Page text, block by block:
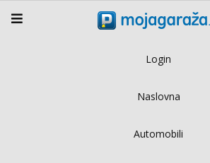
Login
Naslovna
Automobili